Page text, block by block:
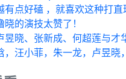
有点好磕 ，就喜欢这种打
的演技太赞了！
昱晓、张新成、何超莲与
，汪小菲，朱一龙，卢昱